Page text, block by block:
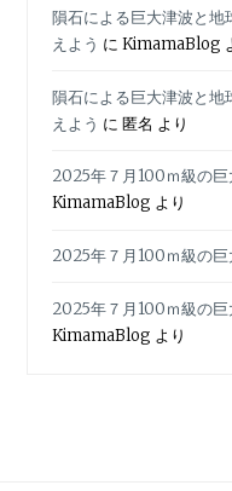
隕石による巨大津波と
えよう にKimamaBlog
隕石による巨大津波と
えよう に匿名 より
2025年７月100ｍ級の巨
KimamaBlog より
2025年７月100ｍ級の巨
2025年７月100ｍ級の巨
KimamaBlog より